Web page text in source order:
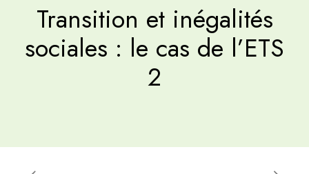
Transition et inégalités
sociales : le cas de l’ETS
2